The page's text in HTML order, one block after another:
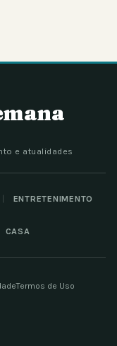
e atualidades
ENTRETENIMENTO
CASA
Termos de Uso